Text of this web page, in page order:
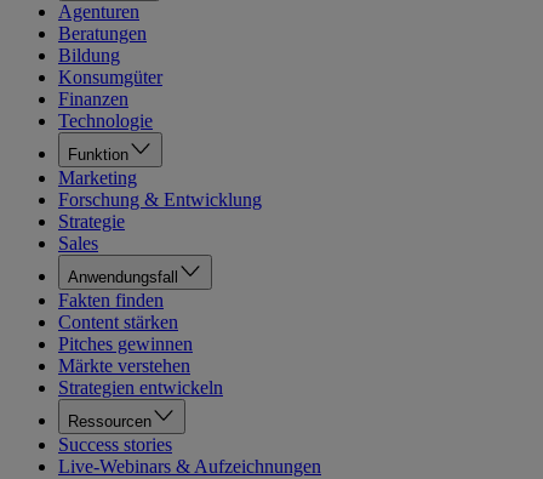
Agenturen
Beratungen
Bildung
Konsumgüter
Finanzen
Technologie
Funktion
Marketing
Forschung & Entwicklung
Strategie
Sales
Anwendungsfall
Fakten finden
Content stärken
Pitches gewinnen
Märkte verstehen
Strategien entwickeln
Ressourcen
Success stories
Live-Webinars & Aufzeichnungen